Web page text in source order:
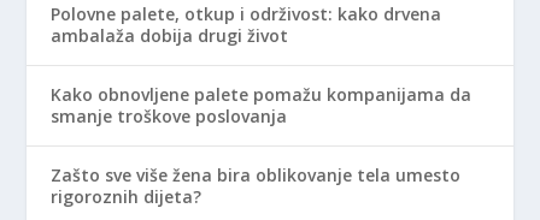
Polovne palete, otkup i održivost: kako drvena
ambalaža dobija drugi život
Kako obnovljene palete pomažu kompanijama da
smanje troškove poslovanja
Zašto sve više žena bira oblikovanje tela umesto
rigoroznih dijeta?